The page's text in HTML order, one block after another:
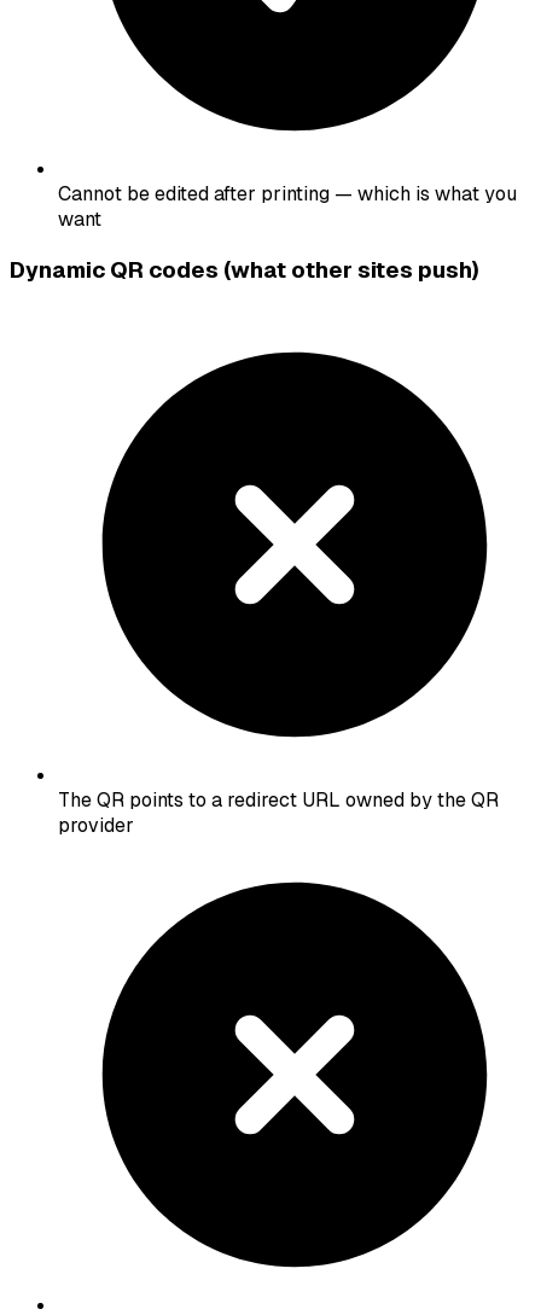
Cannot be edited after printing — which is what you
want
Dynamic QR codes (what other sites push)
The QR points to a redirect URL owned by the QR
provider